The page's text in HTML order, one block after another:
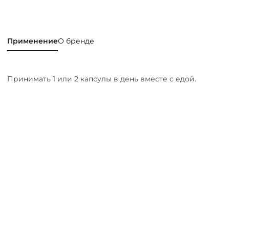
ПрименениеО бренде
Принимать 1 или 2 капсулы в день вместе с едой.